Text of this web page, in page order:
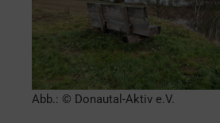
Abb.: © Donautal-Aktiv e.V.